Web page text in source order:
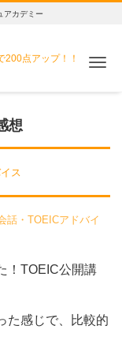
アカデミー
200点アップ！！
想
ス
話・TOEICアドバイ
！TOEIC公開講
た感じで、比較的